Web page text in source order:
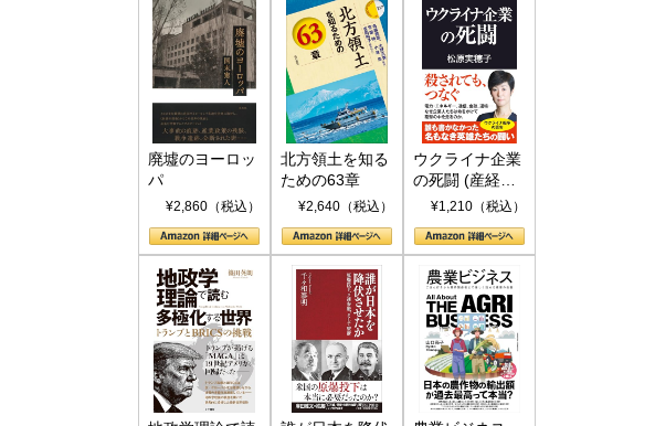
廃墟のヨーロッ
パ
¥2,860（税込）
北方領土を知る
ための63章
¥2,640（税込）
ウクライナ企業
の死闘 (産経セ
レクト S 039)
¥1,210（税込）